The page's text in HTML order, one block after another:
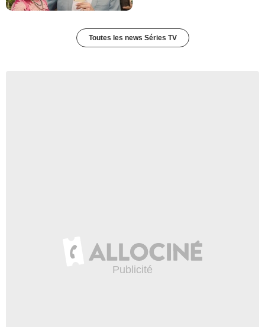
Toutes les news Séries TV